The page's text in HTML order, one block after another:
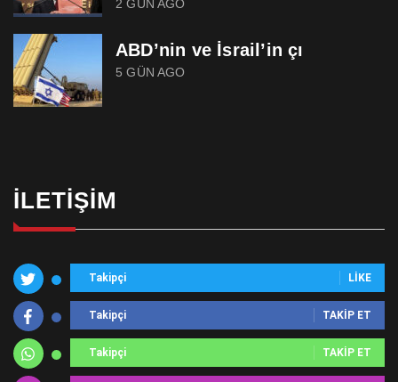
2 GÜN AGO
ABD’nin ve İsrail’in çı
5 GÜN AGO
İLETIŞIM
Takipçi LIKE
Takipçi TAKIP ET
Takipçi TAKIP ET